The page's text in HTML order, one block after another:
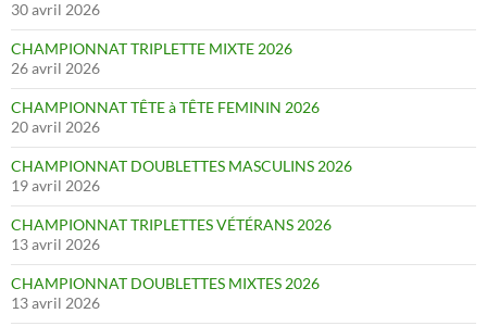
30 avril 2026
CHAMPIONNAT TRIPLETTE MIXTE 2026
26 avril 2026
CHAMPIONNAT TÊTE à TÊTE FEMININ 2026
20 avril 2026
CHAMPIONNAT DOUBLETTES MASCULINS 2026
19 avril 2026
CHAMPIONNAT TRIPLETTES VÉTÉRANS 2026
13 avril 2026
CHAMPIONNAT DOUBLETTES MIXTES 2026
13 avril 2026